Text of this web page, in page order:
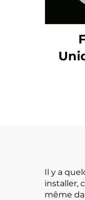
Il y a
installer,
même